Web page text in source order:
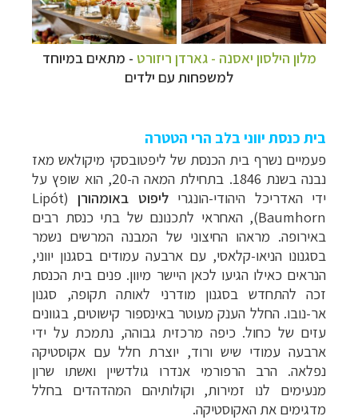
מלון הילסון יאסנה - גארדן ריזורט - מתאים במיוחד
למשפחות עם ילדים
בית כנסת יווני בלב הרי הטטרה
פעמיים נשרף בית הכנסת של ליפטובסקי מיקולאש מאז
נבנה בשנת 1846. בתחילת המאה ה-20, הוא שופץ על
ידי האדריכל היהודי-הונגריליפוט באומהורן(
Lipót
Baumhorn), האחראי לתכנונם של בתי כנסת רבים
באירופה. מראהו החיצוני של המבנה המרשים נשמר
בסגנונו הניאו-קלאסי, עם ארבעה עמודים בסגנון יווני,
הנראים כאילו הגיעו לכאן היישר מיוון. פנים בית הכנסת
זכה להתחדש בסגנון מודרני לאותה תקופה, סגנון
אר-נובו. החלל הענק מעוטר באינספור קישוטים, בגוונים
עזים של כחול. כיפה מרכזית גבוהה, נתמכת על ידי
ארבעה עמודי שיש ורוד, יוצרת חלל עם אקוסטיקה
נפלאה. הרב הרפורמי אנדרו גולדשיין ואשתו שרון
מנעימים לנו זמירות, וקולותיהם המהדהדים בחלל
מדגימים את האקוסטיקה.
קרוזים והפלגות נופש לחצו לרשימת היעדים »
תכנון טיולים למדינות אירופה לחצו לרשימת היעדים
»
תכנוןטיולים לאמריקה הצפונית לחצו לרשימת
היעדים »